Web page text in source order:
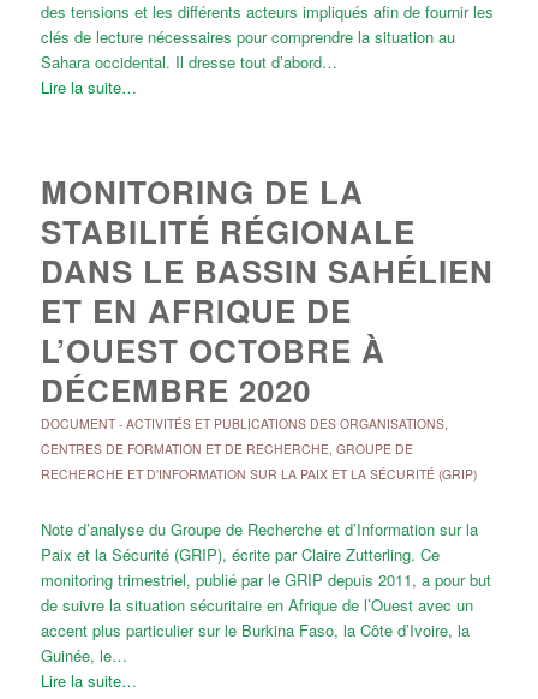
des tensions et les différents acteurs impliqués afin de fournir les
clés de lecture nécessaires pour comprendre la situation au
Sahara occidental. Il dresse tout d’abord…
Lire la suite…
MONITORING DE LA
STABILITÉ RÉGIONALE
DANS LE BASSIN SAHÉLIEN
ET EN AFRIQUE DE
L’OUEST OCTOBRE À
DÉCEMBRE 2020
DOCUMENT- ACTIVITÉS ET PUBLICATIONS DES ORGANISATIONS,
CENTRES DE FORMATION ET DE RECHERCHE, GROUPE DE
RECHERCHE ET D'INFORMATION SUR LA PAIX ET LA SÉCURITÉ (GRIP)
Note d’analyse du Groupe de Recherche et d’Information sur la
Paix et la Sécurité (GRIP), écrite par Claire Zutterling. Ce
monitoring trimestriel, publié par le GRIP depuis 2011, a pour but
de suivre la situation sécuritaire en Afrique de l’Ouest avec un
accent plus particulier sur le Burkina Faso, la Côte d’Ivoire, la
Guinée, le…
Lire la suite…